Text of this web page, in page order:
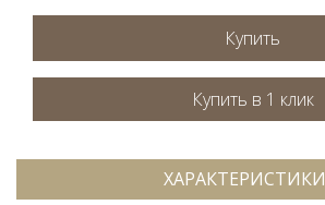
Купить
ХАРАКТЕРИСТИКИ